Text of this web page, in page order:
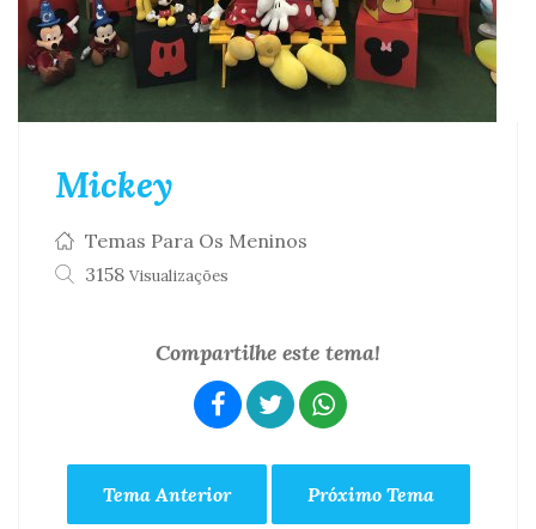
Mickey
Temas Para Os Meninos
3158 Visualizações
Compartilhe este tema!
Tema Anterior Próximo Tema